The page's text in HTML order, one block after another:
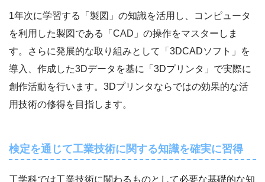
1年次に学習する「製図」の知識を活用し、コンピュータ
を利用した製図である「CAD」の操作をマスターしま
す。さらに発展的な取り組みとして「3DCADソフト」を
導入、作成した3Dデータを基に「3Dプリンタ」で実際に
創作活動を行います。3Dプリンタならではの効果的な活
用技術の修得を目指します。
検定を通じて工業技術に関する知識を確実に習得
工学科では工業技術に関わるものとして必要な基礎的な知